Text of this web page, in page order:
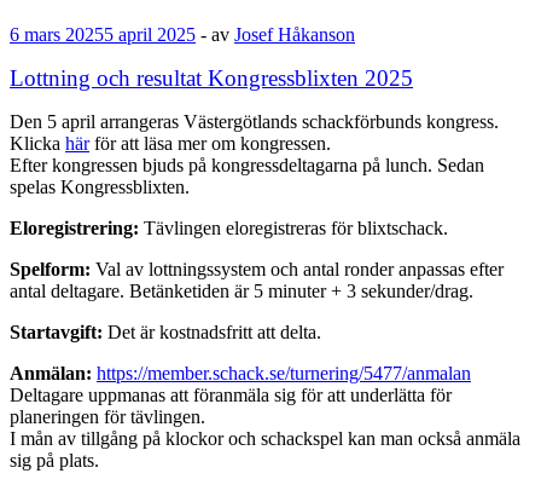
6 mars 20255 april 2025 - av Josef Håkanson
Lottning och resultat Kongressblixten 2025
Den 5 april arrangeras Västergötlands schackförbunds kongress.
Klicka härför att läsa mer om kongressen.
Efter kongressen bjuds på kongressdeltagarna på lunch. Sedan
spelas Kongressblixten.
Eloregistrering: Tävlingen eloregistreras för blixtschack.
Spelform: Val av lottningssystem och antal ronder anpassas efter
antal deltagare. Betänketiden är 5 minuter + 3 sekunder/drag.
Startavgift: Det är kostnadsfritt att delta.
Anmälan: https://member.schack.se/turnering/5477/anmalan
Deltagare uppmanas att föranmäla sig för att underlätta för
planeringen för tävlingen.
I mån av tillgång på klockor och schackspel kan man också anmäla
sig på plats.